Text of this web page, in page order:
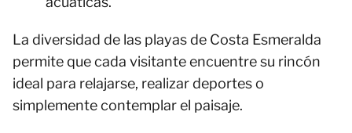
La diversidad de las playas de Costa Esmeralda
permite que cada visitante encuentre su rincón
ideal para relajarse, realizar deportes o
simplemente contemplar el paisaje.